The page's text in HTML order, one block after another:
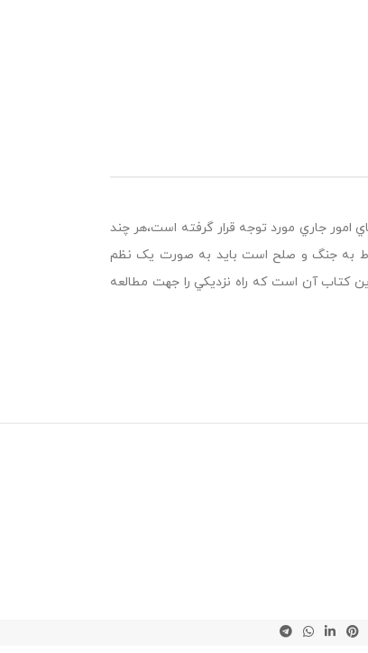
امور جاري مورد توجه قرار گرفته است،هر چند
به جنگ و صلح است بايد به صورت يک نظم
کتاب آن است که راه نزديکي را جهت مطالعه